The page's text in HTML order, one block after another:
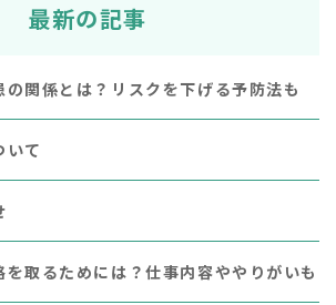
最新の記事
関係とは？リスクを下げる予防法も
いて
取るためには？仕事内容ややりがいも